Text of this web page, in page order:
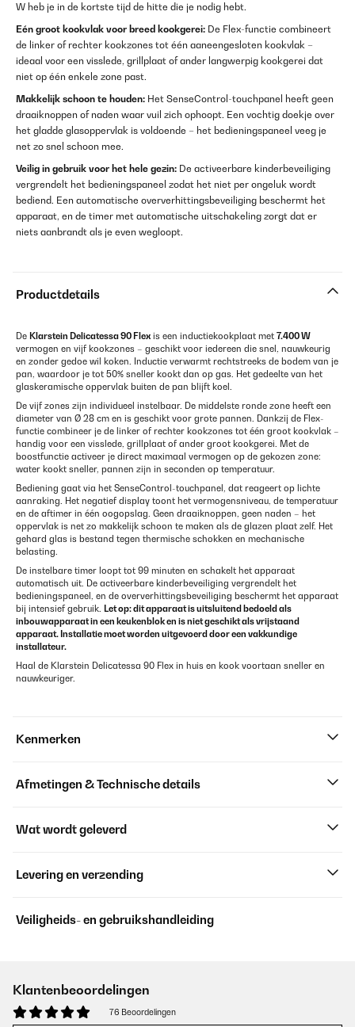
W heb je in de kortste tijd de hitte die je nodig hebt.
Eén groot kookvlak voor breed kookgerei: De Flex-functie combineert
de linker of rechter kookzones tot één aaneengesloten kookvlak –
ideaal voor een visslede, grillplaat of ander langwerpig kookgerei dat
niet op één enkele zone past.
Makkelijk schoon te houden: Het SenseControl-touchpanel heeft geen
draaiknoppen of naden waar vuil zich ophoopt. Een vochtig doekje over
het gladde glasoppervlak is voldoende – het bedieningspaneel veeg je
net zo snel schoon mee.
Veilig in gebruik voor het hele gezin: De activeerbare kinderbeveiliging
vergrendelt het bedieningspaneel zodat het niet per ongeluk wordt
bediend. Een automatische oververhittingsbeveiliging beschermt het
apparaat, en de timer met automatische uitschakeling zorgt dat er
niets aanbrandt als je even wegloopt.
Productdetails
De Klarstein Delicatessa 90 Flex is een inductiekookplaat met 7.400 W
vermogen en vijf kookzones – geschikt voor iedereen die snel, nauwkeurig
en zonder gedoe wil koken. Inductie verwarmt rechtstreeks de bodem van je
pan, waardoor je tot 50% sneller kookt dan op gas. Het gedeelte van het
glaskeramische oppervlak buiten de pan blijft koel.
De vijf zones zijn individueel instelbaar. De middelste ronde zone heeft een
diameter van Ø 28 cm en is geschikt voor grote pannen. Dankzij de Flex-
functie combineer je de linker of rechter kookzones tot één groot kookvlak –
handig voor een visslede, grillplaat of ander groot kookgerei. Met de
boostfunctie activeer je direct maximaal vermogen op de gekozen zone:
water kookt sneller, pannen zijn in seconden op temperatuur.
Bediening gaat via het SenseControl-touchpanel, dat reageert op lichte
aanraking. Het negatief display toont het vermogensniveau, de temperatuur
en de aftimer in één oogopslag. Geen draaiknoppen, geen naden – het
oppervlak is net zo makkelijk schoon te maken als de glazen plaat zelf. Het
gehard glas is bestand tegen thermische schokken en mechanische
belasting.
De instelbare timer loopt tot 99 minuten en schakelt het apparaat
automatisch uit. De activeerbare kinderbeveiliging vergrendelt het
bedieningspaneel, en de oververhittingsbeveiliging beschermt het apparaat
bij intensief gebruik. Let op: dit apparaat is uitsluitend bedoeld als
inbouwapparaat in een keukenblok en is niet geschikt als vrijstaand
apparaat. Installatie moet worden uitgevoerd door een vakkundige
installateur.
Haal de Klarstein Delicatessa 90 Flex in huis en kook voortaan sneller en
nauwkeuriger.
Kenmerken
Afmetingen & Technische details
Wat wordt geleverd
Levering en verzending
Veiligheids- en gebruikshandleiding
Klantenbeoordelingen
76 Beoordelingen